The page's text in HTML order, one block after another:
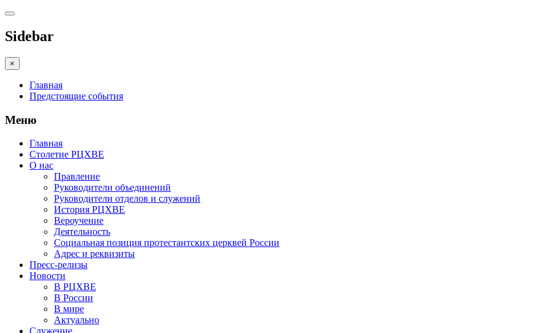
Sidebar
×
Главная
Предстоящие события
Меню
Главная
Столетие РЦХВЕ
О нас
Правление
Руководители объединений
Руководители отделов и служений
История РЦХВЕ
Вероучение
Деятельность
Социальная позиция протестантских церквей России
Адрес и реквизиты
Пресс-релизы
Новости
В РЦХВЕ
В России
В мире
Актуально